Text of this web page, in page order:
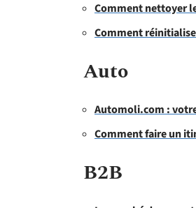
Comment nettoyer
Comment
Auto
Automoli.com :
Comment faire un
B2B